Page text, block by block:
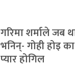
गरिमा शर्माले जब
भनिन्- गोही होइ
प्यार होगिल